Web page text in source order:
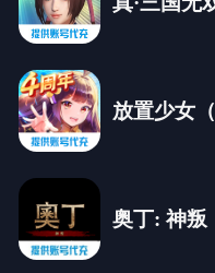
放置少女
奥丁: 神叛